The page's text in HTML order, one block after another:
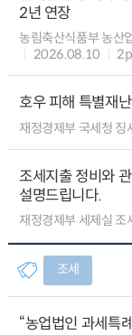
2년 연장
농림축산식품부 농산
2026.08.10
2p
호우 피해 특별재
재정경제부 국세청 징
조세지출 정비와
설명드립니다.
재정경제부 세제실
조세
“농업법인 과세특